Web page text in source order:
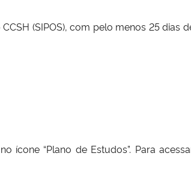
(SIPOS), com pelo menos 25 dias
ícone “Plano de Estudos”. Para